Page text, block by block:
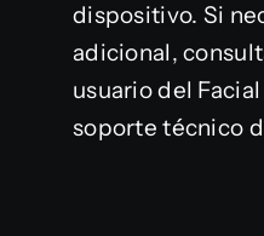
dispositivo. Si
adicional,
usuario del
soporte técnico